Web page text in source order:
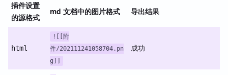
插件设置
的源格式
md 文档中的图片格式 导出结果
html
![[附
件/202111241058704.pn
g]]
成功